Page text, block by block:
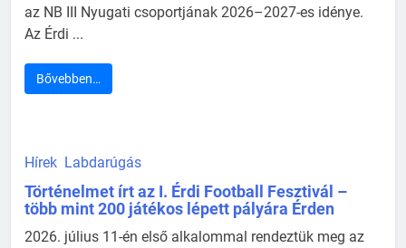
az NB III Nyugati csoportjának 2026–2027-es idénye.
Az Érdi ...
Bővebben…
Hírek Labdarúgás
Történelmet írt az I. Érdi Football Fesztivál –
több mint 200 játékos lépett pályára Érden
2026. július 11-én első alkalommal rendeztük meg az